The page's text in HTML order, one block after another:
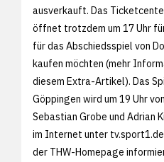
ausverkauft. Das
öffnet trotzdem um 17 Uhr
für das Abschiedsspiel von
kaufen möchten (mehr
diesem Extra-Artikel). Das
Göppingen wird um 19 Uhr
Sebastian Grobe und Adrian
im Internet unter
der THW-Homepage